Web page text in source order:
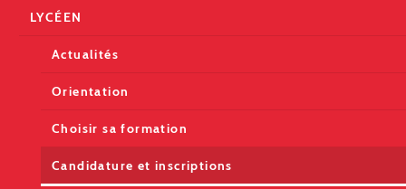
LYCÉEN
Actualités
Orientation
Choisir sa formation
Candidature et inscriptions